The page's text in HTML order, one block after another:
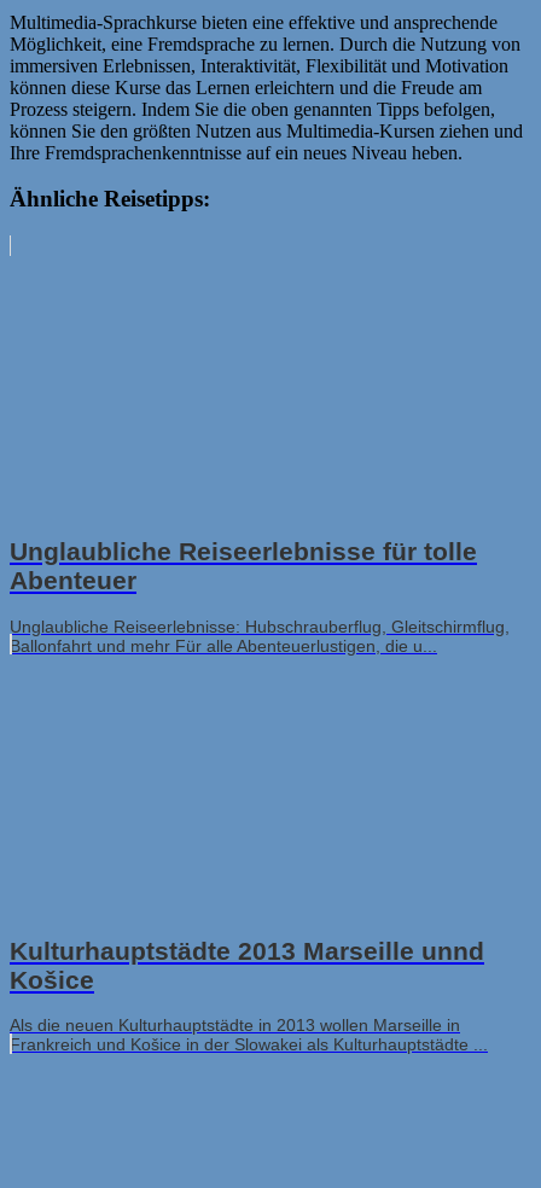
Multimedia-Sprachkurse bieten eine effektive und ansprechende
Möglichkeit, eine Fremdsprache zu lernen. Durch die Nutzung von
immersiven Erlebnissen, Interaktivität, Flexibilität und Motivation
können diese Kurse das Lernen erleichtern und die Freude am
Prozess steigern. Indem Sie die oben genannten Tipps befolgen,
können Sie den größten Nutzen aus Multimedia-Kursen ziehen und
Ihre Fremdsprachenkenntnisse auf ein neues Niveau heben.
Ähnliche Reisetipps:
Unglaubliche Reiseerlebnisse für tolle
Abenteuer
Unglaubliche Reiseerlebnisse: Hubschrauberflug, Gleitschirmflug,
Ballonfahrt und mehr Für alle Abenteuerlustigen, die u...
Kulturhauptstädte 2013 Marseille unnd
Košice
Als die neuen Kulturhauptstädte in 2013 wollen Marseille in
Frankreich und Košice in der Slowakei als Kulturhauptstädte ...